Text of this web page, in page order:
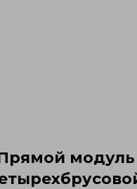
модуль